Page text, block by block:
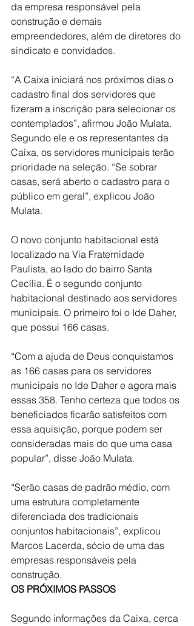
da empresa responsável pela
construção e demais
empreendedores, além de diretores do
sindicato e convidados.
“A Caixa iniciará nos próximos dias o
cadastro final dos servidores que
fizeram a inscrição para selecionar os
contemplados”, afirmou João Mulata.
Segundo ele e os representantes da
Caixa, os servidores municipais terão
prioridade na seleção. “Se sobrar
casas, será aberto o cadastro para o
público em geral”, explicou João
Mulata.
O novo conjunto habitacional está
localizado na Via Fraternidade
Paulista, ao lado do bairro Santa
Cecília. É o segundo conjunto
habitacional destinado aos servidores
municipais. O primeiro foi o Ide Daher,
que possui 166 casas.
“Com a ajuda de Deus conquistamos
as 166 casas para os servidores
municipais no Ide Daher e agora mais
essas 358. Tenho certeza que todos os
beneficiados ficarão satisfeitos com
essa aquisição, porque podem ser
consideradas mais do que uma casa
popular”, disse João Mulata.
“Serão casas de padrão médio, com
uma estrutura completamente
diferenciada dos tradicionais
conjuntos habitacionais”, explicou
Marcos Lacerda, sócio de uma das
empresas responsáveis pela
construção.
OS PRÓXIMOS PASSOS
Segundo informações da Caixa, cerca